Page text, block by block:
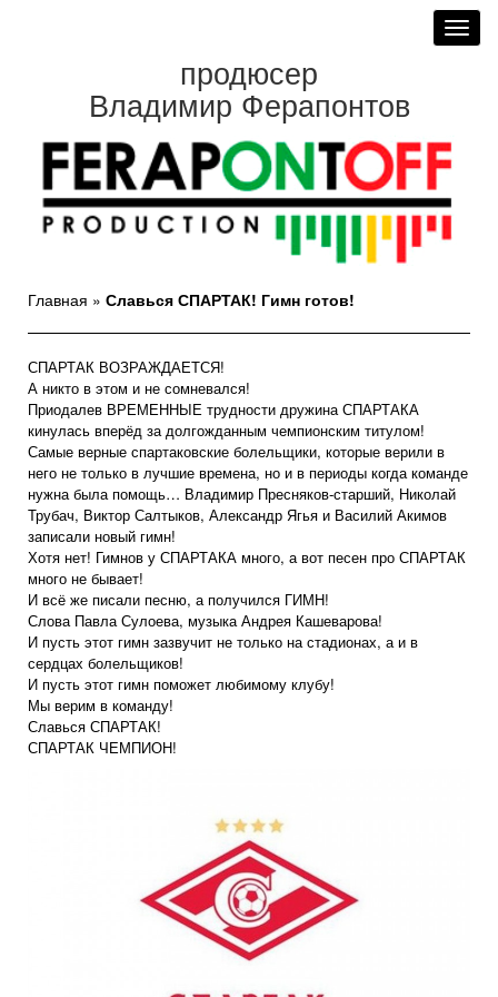
продюсер
Владимир Ферапонтов
Главная » Славься СПАРТАК! Гимн готов!
СПАРТАК ВОЗРАЖДАЕТСЯ!
А никто в этом и не сомневался!
Приодалев ВРЕМЕННЫЕ трудности дружина СПАРТАКА
кинулась вперёд за долгожданным чемпионским титулом!
Самые верные спартаковские болельщики, которые верили в
него не только в лучшие времена, но и в периоды когда команде
нужна была помощь… Владимир Пресняков-старший, Николай
Трубач, Виктор Салтыков, Александр Ягья и Василий Акимов
записали новый гимн!
Хотя нет! Гимнов у СПАРТАКА много, а вот песен про СПАРТАК
много не бывает!
И всё же писали песню, а получился ГИМН!
Слова Павла Сулоева, музыка Андрея Кашеварова!
И пусть этот гимн зазвучит не только на стадионах, а и в
сердцах болельщиков!
И пусть этот гимн поможет любимому клубу!
Мы верим в команду!
Славься СПАРТАК!
СПАРТАК ЧЕМПИОН!